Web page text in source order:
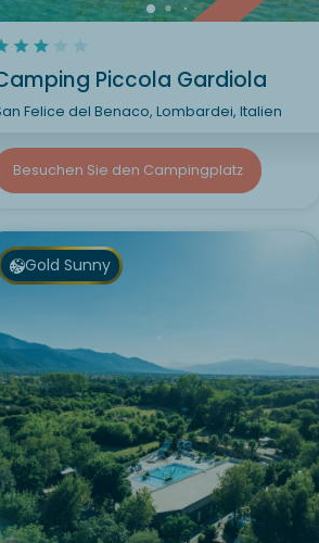
Piccola Gardiola
Felice del Benaco, Lombardei, Italien
Besuchen Sie den Campingplatz
Gold Sunny